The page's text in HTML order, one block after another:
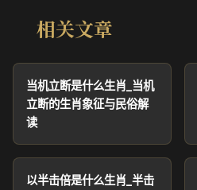
相关文章
当机立断是什么生肖_当机
立断的生肖象征与民俗解
读
以半击倍是什么生肖_半击